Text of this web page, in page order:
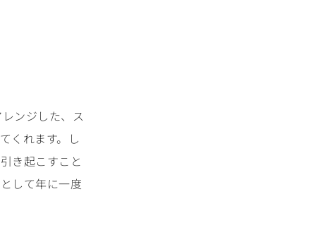
ンジした、ス
くれます。し
き起こすこと
して年に一度